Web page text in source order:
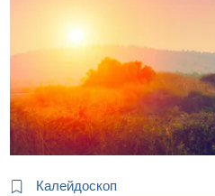
Калейдоскоп